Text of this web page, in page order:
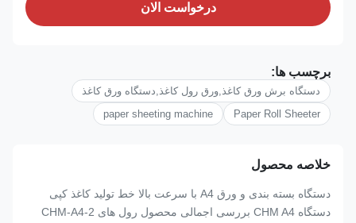
درخواست الان
برچسب ها:
دستگاه برش ورق کاغذ,ورق رول کاغذ,دستگاه ورق کاغذ
Paper Roll Sheeter
paper sheeting machine
خلاصه محصول
دستگاه بسته بندی و ورق A4 با سرعت بالا خط تولید کاغذ کپی
دستگاه CHM A4 بررسی اجمالی محصول رول های CHM-A4-2